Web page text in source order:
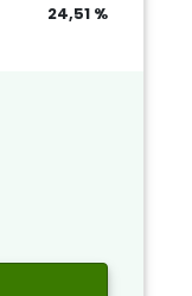
24,51 %